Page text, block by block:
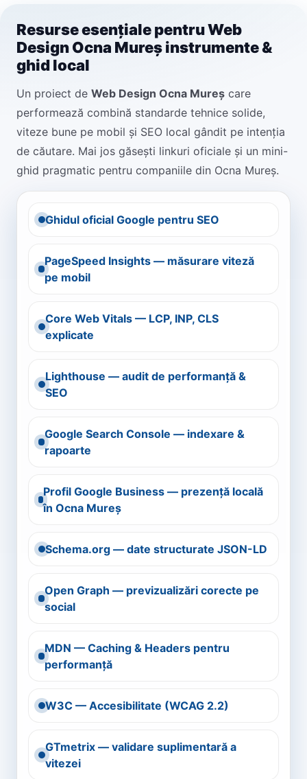
Resurse esențiale pentru Web
Design Ocna Mureș instrumente &
ghid local
Un proiect de Web Design Ocna Mureș care
performează combină standarde tehnice solide,
viteze bune pe mobil și SEO local gândit pe intenția
de căutare. Mai jos găsești linkuri oficiale și un mini-
ghid pragmatic pentru companiile din Ocna Mureș.
Ghidul oficial Google pentru SEO
PageSpeed Insights — măsurare viteză
pe mobil
Core Web Vitals — LCP, INP, CLS
explicate
Lighthouse — audit de performanță &
SEO
Google Search Console — indexare &
rapoarte
Profil Google Business — prezență locală
în Ocna Mureș
Schema.org — date structurate JSON-LD
Open Graph — previzualizări corecte pe
social
MDN — Caching & Headers pentru
performanță
W3C — Accesibilitate (WCAG 2.2)
GTmetrix — validare suplimentară a
vitezei